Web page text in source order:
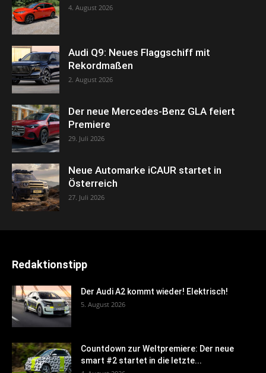
4. August 2026
Audi Q9: Neues Flaggschiff mit
Rekordmaßen
2. August 2026
Der neue Mercedes-Benz GLA feiert
Premiere
29. Juli 2026
Neue Automarke iCAUR startet in
Österreich
27. Juli 2026
Redaktionstipp
Der Audi A2 kommt wieder! Elektrisch!
5. August 2026
Countdown zur Weltpremiere: Der neue
smart #2 startet in die letzte...